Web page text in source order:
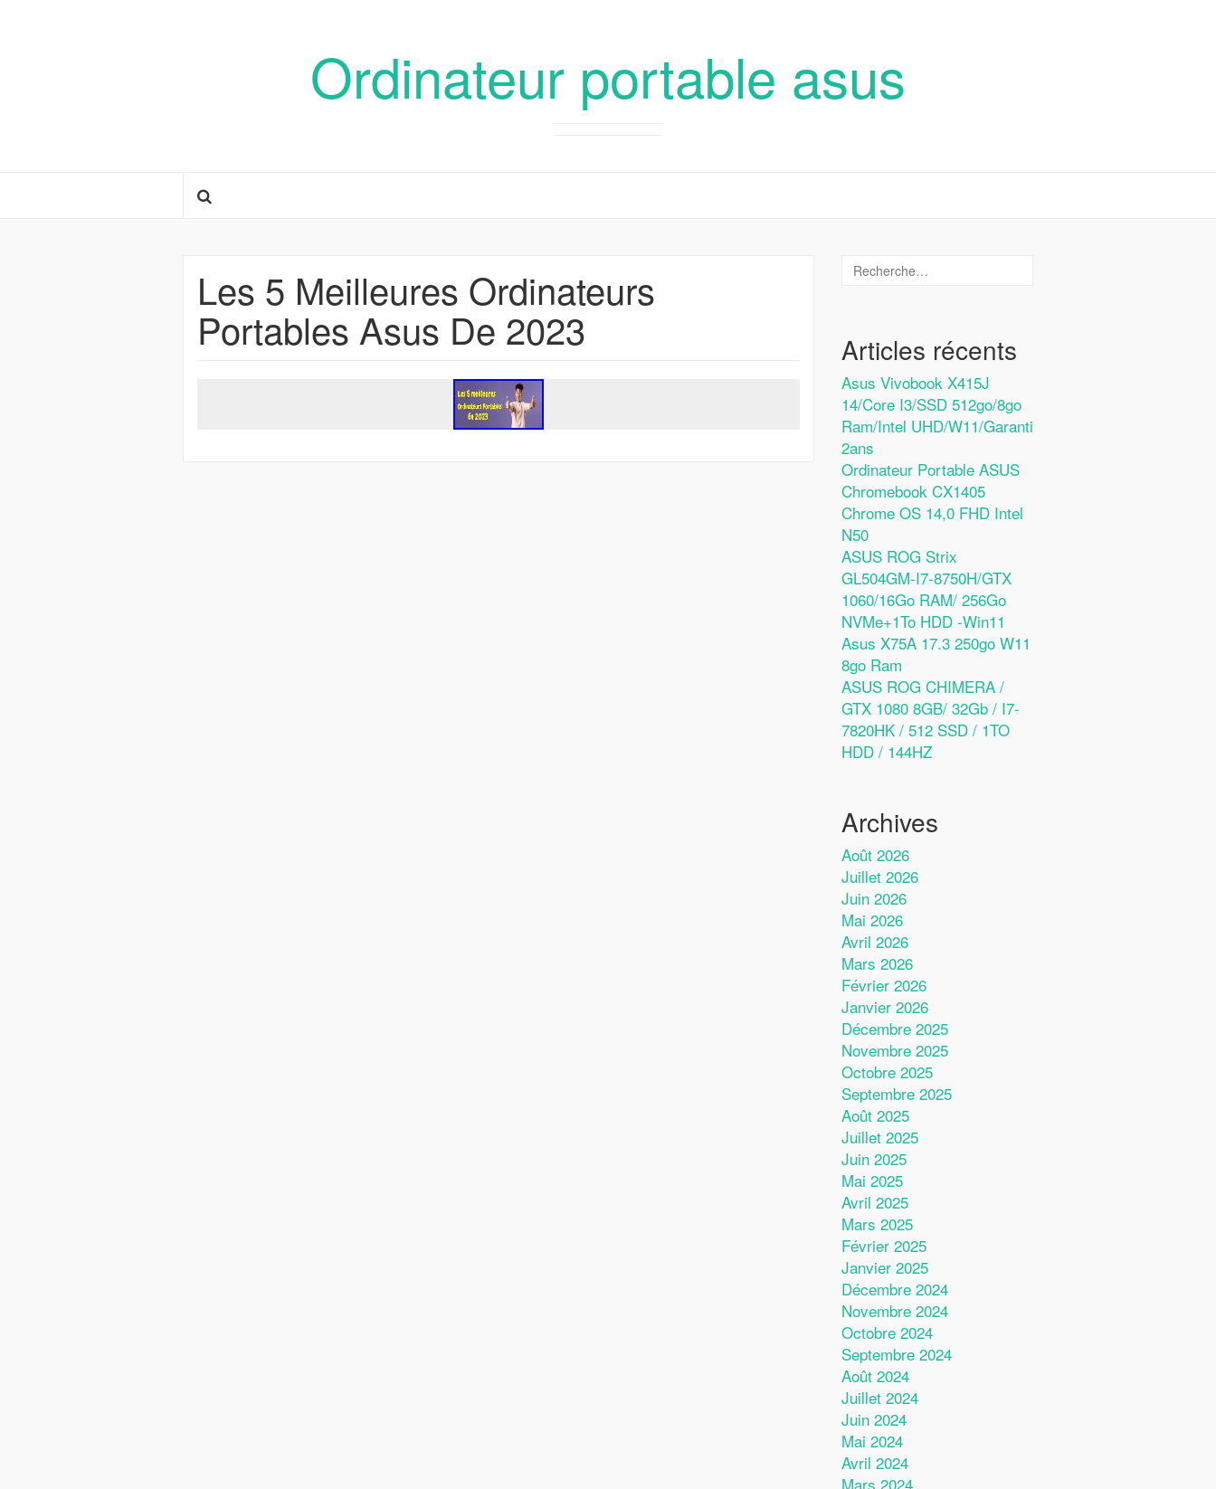
Ordinateur portable asus
Les 5 Meilleures Ordinateurs
Portables Asus De 2023 Articles récents
Asus Vivobook X415J
14/Core I3/SSD 512go/8go
Ram/Intel UHD/W11/Garanti
2ans
Ordinateur Portable ASUS
Chromebook CX1405
Chrome OS 14,0 FHD Intel
N50
ASUS ROG Strix
GL504GM-I7-8750H/GTX
1060/16Go RAM/ 256Go
NVMe+1To HDD -Win11
Asus X75A 17.3 250go W11
8go Ram
ASUS ROG CHIMERA /
GTX 1080 8GB/ 32Gb / I7-
7820HK / 512 SSD / 1TO
HDD / 144HZ
Archives
Août 2026
Juillet 2026
Juin 2026
Mai 2026
Avril 2026
Mars 2026
Février 2026
Janvier 2026
Décembre 2025
Novembre 2025
Octobre 2025
Septembre 2025
Août 2025
Juillet 2025
Juin 2025
Mai 2025
Avril 2025
Mars 2025
Février 2025
Janvier 2025
Décembre 2024
Novembre 2024
Octobre 2024
Septembre 2024
Août 2024
Juillet 2024
Juin 2024
Mai 2024
Avril 2024
Mars 2024